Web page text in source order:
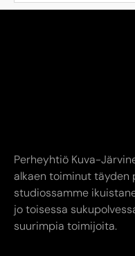
Perheyhtiö Kuva-
alkaen toiminut täyden
studiossamme
jo toisessa
suurimpia toimijoita.